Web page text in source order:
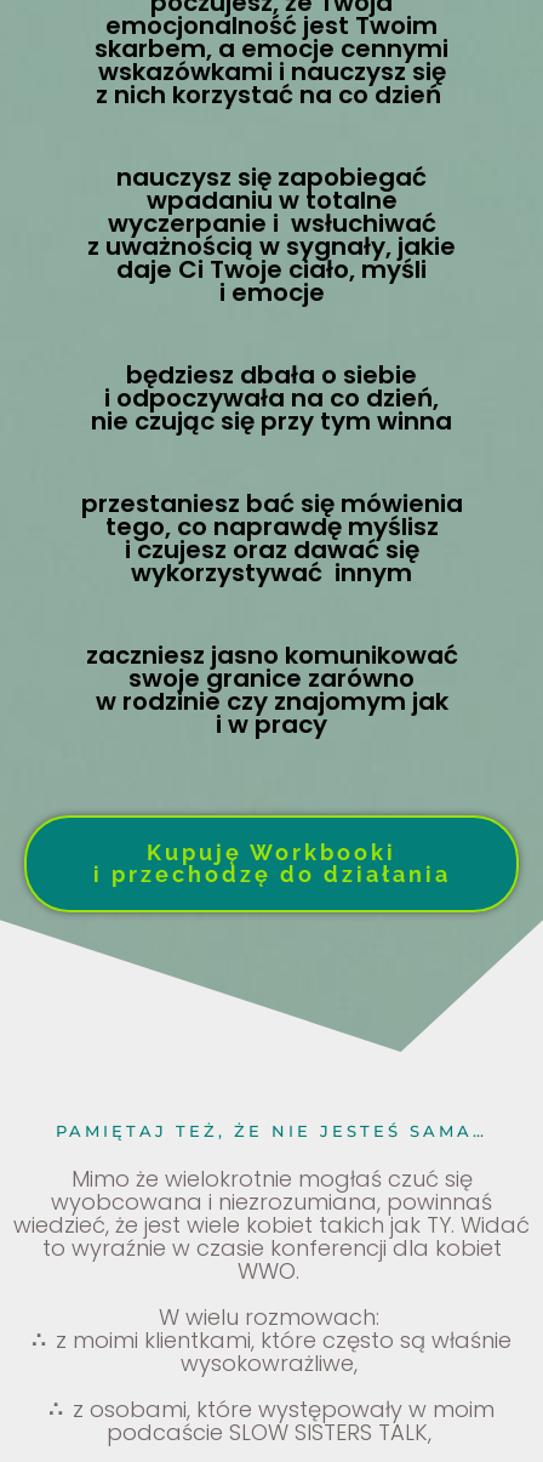
emocjonalność jest Twoim
skarbem, a emocje cennymi
wskazówkami i nauczysz się
z nich korzystać na co dzień
nauczysz się zapobiegać
wpadaniu w totalne
wyczerpanie i wsłuchiwać
z uważnością w sygnały, jakie
daje Ci Twoje ciało, myśli
i emocje
będziesz dbała o siebie
i odpoczywała na co dzień,
nie czując się przy tym winna
przestaniesz bać się mówienia
tego, co naprawdę myślisz
i czujesz oraz dawać się
wykorzystywać innym
zaczniesz jasno komunikować
swoje granice zarówno
w rodzinie czy znajomym jak
i w pracy
Kupuję Workbooki
i przechodzę do działania
PAMIĘTAJ TEŻ, ŻE NIE JESTEŚ SAMA…
Mimo że wielokrotnie mogłaś czuć się
wyobcowana i niezrozumiana, powinnaś
wiedzieć, że jest wiele kobiet takich jak TY. Widać
to wyraźnie w czasie konferencji dla kobiet
WWO.
W wielu rozmowach:
∴ z moimi klientkami, które często są właśnie
wysokowrażliwe,
∴ z osobami, które występowały w moim
podcaście SLOW SISTERS TALK,